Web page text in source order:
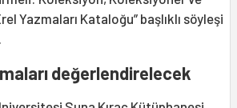
Yazmaları Kataloğu” başlıklı söyleşi
değerlendirelecek